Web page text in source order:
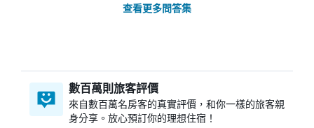
查看更多問答集
數百萬則旅客評價
來自數百萬名房客的真實評價，和你一樣的旅客親
身分享。放心預訂你的理想住宿！